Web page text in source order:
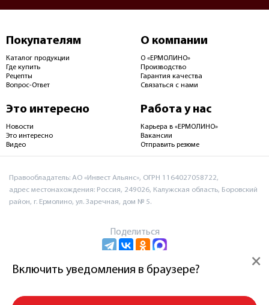
Покупателям
Каталог продукции
Где купить
Рецепты
Вопрос-Ответ
О компании
О «ЕРМОЛИНО»
Производство
Гарантия качества
Связаться с нами
Это интересно
Новости
Это интересно
Видео
Работа у нас
Карьера в «ЕРМОЛИНО»
Вакансии
Отправить резюме
Правообладатель: АО «Инвест Альянс», ОГРН 1164027058722,
адрес местонахождения: Россия, 249026, Калужская область, Боровский
район, г. Ермолино, ул. Заречная, дом № 5.
Поделиться
Пользовательское соглашение и политика
×
Включить уведомления в браузере?